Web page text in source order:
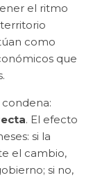
el ritmo
como
que
. El efecto
si la
el cambio,
si no,